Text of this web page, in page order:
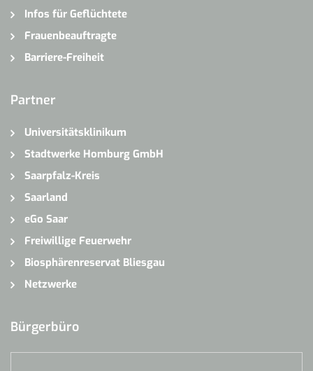
Infos für Geflüchtete
Frauenbeauftragte
Barriere-Freiheit
Partner
Universitätsklinikum
Stadtwerke Homburg GmbH
Saarpfalz-Kreis
Saarland
eGo Saar
Freiwillige Feuerwehr
Biosphärenreservat Bliesgau
Netzwerke
Bürgerbüro